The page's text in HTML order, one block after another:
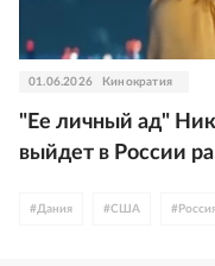
01.06.2026 Кинократия
"Ее личный ад"
выйдет в России
#Дания #США #